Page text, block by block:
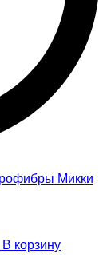
В корзину
Микки